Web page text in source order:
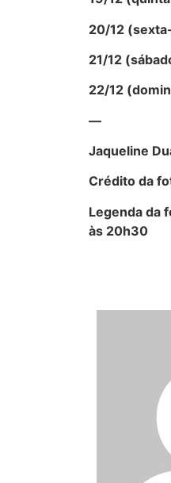
20/12
21/12
22/12
—
Jaqueline
Crédito da
Legenda da
às 20h30